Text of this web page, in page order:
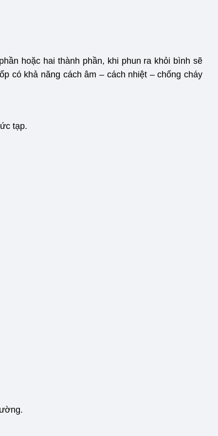
hoặc hai thành phần, khi phun ra khỏi bình sẽ
có khả năng cách âm – cách nhiệt – chống cháy
tạp.